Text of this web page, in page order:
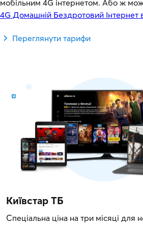
мобільним 4G інтернетом. Або ж
4G Домашній Бездротовий Інтернет
Переглянути тарифи
Київстар ТБ
Спеціальна ціна на три місяці для